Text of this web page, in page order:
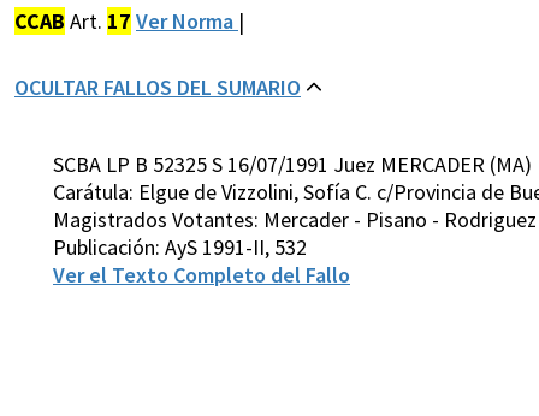
CCAB Art. 17 Ver Norma |
OCULTAR FALLOS DEL SUMARIO
SCBA LP B 52325 S 16/07/1991 Juez MERCADER (MA)
Carátula: Elgue de Vizzolini, Sofía C. c/Provincia de
Magistrados Votantes: Mercader - Pisano -
Publicación: AyS 1991-II, 532
Ver el Texto Completo del Fallo